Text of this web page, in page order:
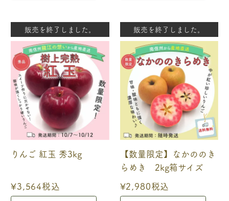
りんご 紅玉 秀3kg
¥3,564税込
販売を終了しました。
【数量限定】なかののき
らめき 2kg箱サイズ
¥2,980税込
販売を終了しました。